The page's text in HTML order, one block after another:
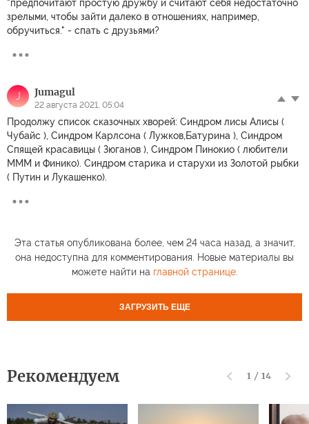
"предпочитают простую дружбу и считают себя недостаточно
зрелыми, чтобы зайти далеко в отношениях, например,
обручиться." - спать с друзьями?
J Jumagul
22 августа 2021, 05:04
Продолжу список сказочных хворей: Синдром лисы Алисы (
Чубайс ), Синдром Карлсона ( Лужков,Батурина ), Синдром
Спящей красавицы ( Зюганов ), Синдром Пинокио ( любители
МММ и Финико). Синдром старика и старухи из Золотой рыбки
( Путин и Лукашенко).
Эта статья опубликована более, чем 24 часа назад, а значит,
она недоступна для комментирования. Новые материалы вы
можете найти на главной странице.
ЗАГРУЗИТЬ ЕЩЕ
Рекомендуем 1 / 14